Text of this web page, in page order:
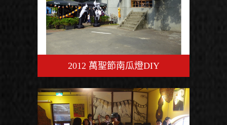
2012 萬聖節南瓜燈DIY